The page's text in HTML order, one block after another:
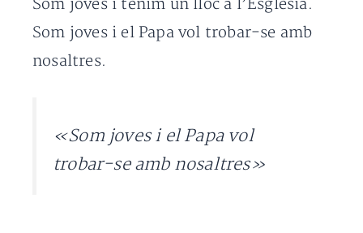
Som joves i tenim un lloc a l’Església.
Som joves i el Papa vol trobar-se amb
nosaltres.
«Som joves i el Papa vol
trobar-se amb nosaltres»